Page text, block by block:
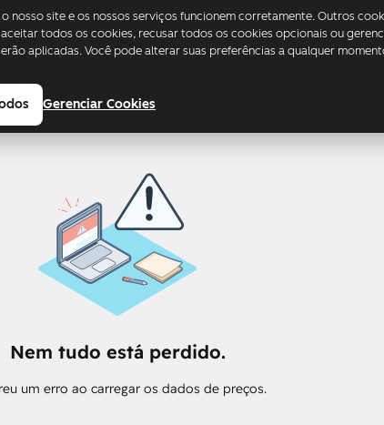
nosso site e os nossos serviços funcionem corretamente. Outros
todos os cookies, recusar todos os cookies opcionais ou
aplicadas. Você pode alterar suas preferências a qualquer
Gerenciar Cookies
Marketing Hub
o marketing para promover o crescimento
Nem tudo está perdido.
um erro ao carregar os dados de preços.